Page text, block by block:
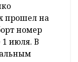
прошел на
номер
июля. В